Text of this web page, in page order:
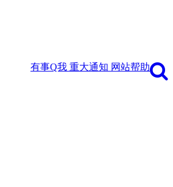
有事Q我 重大通知 网站帮助